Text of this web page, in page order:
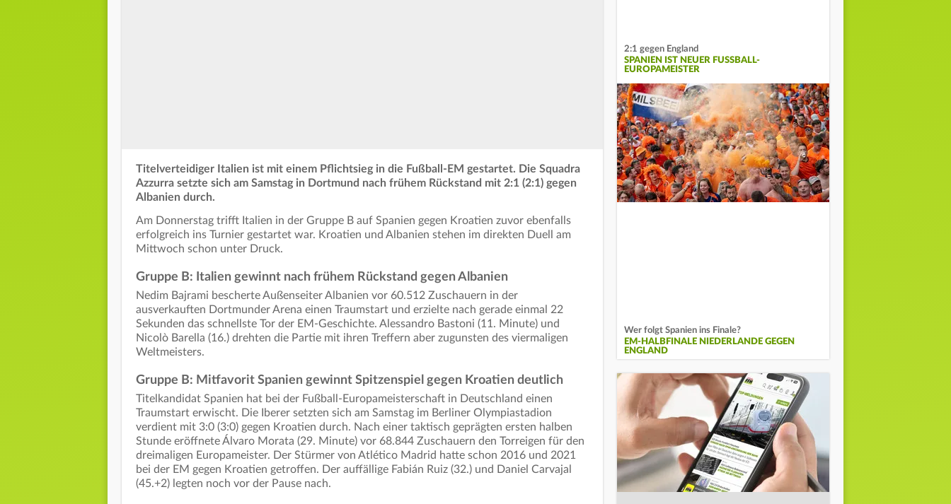
Titelverteidiger Italien ist mit einem Pflichtsieg in die Fußball-EM gestartet. Die Squadra
Azzurra setzte sich am Samstag in Dortmund nach frühem Rückstand mit 2:1 (2:1) gegen
Albanien durch.
Am Donnerstag trifft Italien in der Gruppe B auf Spanien gegen Kroatien zuvor ebenfalls
erfolgreich ins Turnier gestartet war. Kroatien und Albanien stehen im direkten Duell am
Mittwoch schon unter Druck.
Gruppe B: Italien gewinnt nach frühem Rückstand gegen Albanien
Nedim Bajrami bescherte Außenseiter Albanien vor 60.512 Zuschauern in der
ausverkauften Dortmunder Arena einen Traumstart und erzielte nach gerade einmal 22
Sekunden das schnellste Tor der EM-Geschichte. Alessandro Bastoni (11. Minute) und
Nicolò Barella (16.) drehten die Partie mit ihren Treffern aber zugunsten des viermaligen
Weltmeisters.
Gruppe B: Mitfavorit Spanien gewinnt Spitzenspiel gegen Kroatien deutlich
Titelkandidat Spanien hat bei der Fußball-Europameisterschaft in Deutschland einen
Traumstart erwischt. Die Iberer setzten sich am Samstag im Berliner Olympiastadion
verdient mit 3:0 (3:0) gegen Kroatien durch. Nach einer taktisch geprägten ersten halben
Stunde eröffnete Álvaro Morata (29. Minute) vor 68.844 Zuschauern den Torreigen für den
dreimaligen Europameister. Der Stürmer von Atlético Madrid hatte schon 2016 und 2021
bei der EM gegen Kroatien getroffen. Der auffällige Fabián Ruiz (32.) und Daniel Carvajal
(45.+2) legten noch vor der Pause nach.
2:1 gegen England
SPANIEN IST NEUER FUSSBALL-E
UROPAMEISTER
Wer folgt Spanien ins Finale?
EM-HALBFINALE NIEDERLANDE GEGEN
ENGLAND